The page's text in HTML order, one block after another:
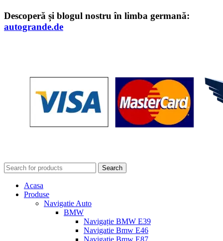
Descoperă și blogul nostru în limba germană:
autogrande.de
Search
Acasa
Produse
Navigatie Auto
BMW
Navigație BMW E39
Navigatie Bmw E46
Navigatie Bmw E87